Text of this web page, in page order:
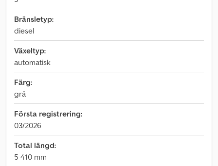
Bränsletyp:
diesel
Växeltyp:
automatisk
Färg:
grå
Första registrering:
03/2026
Total längd:
5 410 mm